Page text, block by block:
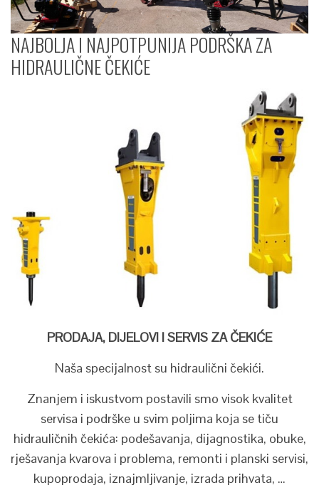
NAJBOLJA I NAJPOTPUNIJA PODRŠKA ZA
HIDRAULIČNE ČEKIĆE
PRODAJA, DIJELOVI I SERVIS ZA ČEKIĆE
Naša specijalnost su hidraulični čekići.
Znanjem i iskustvom postavili smo visok kvalitet
servisa i podrške u svim poljima koja se tiču
hidrauličnih čekića: podešavanja, dijagnostika, obuke,
rješavanja kvarova i problema, remonti i planski servisi,
kupoprodaja, iznajmljivanje, izrada prihvata, …